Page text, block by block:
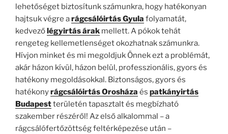
lehetőséget biztosítunk számunkra, hogy hatékonyan
hajtsuk végre arágcsálóirtás Gyula folyamatát,
kedvező légyirtás árak mellett. A pókok tehát
rengeteg kellemetlenséget okozhatnak számunkra.
Hívjon minket és mi megoldjuk Önnek ezt a problémát,
akár házon kívül, házon belül, professzionális, gyors és
hatékony megoldásokkal. Biztonságos, gyors és
hatékonyrágcsálóirtás Orosháza és patkányirtás
Budapestterületén tapasztalt és megbízható
szakember részéről! Az első alkalommal – a
rágcsálófertőzöttség feltérképezése után –